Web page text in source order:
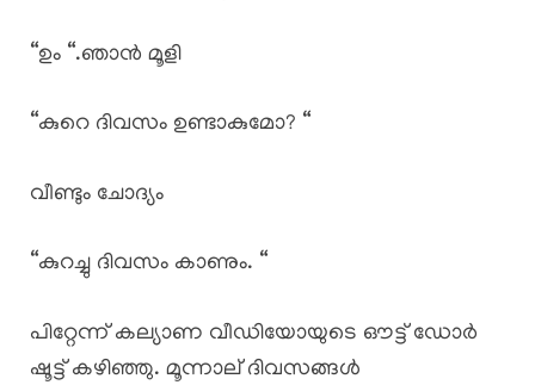
“ഉം “.ഞാൻ മൂളി
“കുറെ ദിവസം ഉണ്ടാകുമോ? “
വീണ്ടും ചോദ്യം
“കുറച്ചു ദിവസം കാണും. “
പിറ്റേന്ന് കല്യാണ വീഡിയോയുടെ ഔട്ട്‌ ഡോർ
ഷൂട്ട്‌ കഴിഞ്ഞു. മൂന്നാല് ദിവസങ്ങൾ